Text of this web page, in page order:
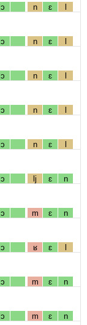
ɔ n ɛ l
ɔ n ɛ l
ɔ n ɛ l
ɔ n ɛ l
ɔ n ɛ l
ɔ lj ɛ n
ɔ m ɛ n
ɔ ʁ ɛ l
ɔ m ɛ n
ɔ m ɛ n